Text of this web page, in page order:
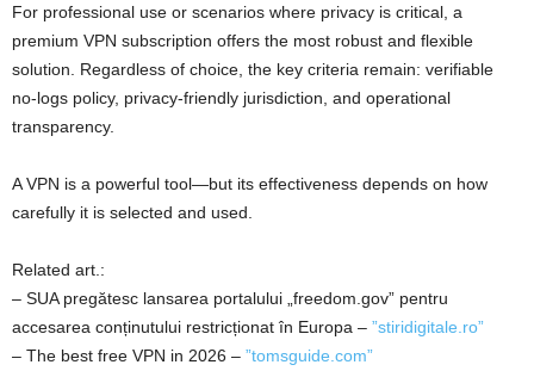
For professional use or scenarios where privacy is critical, a
premium VPN subscription offers the most robust and flexible
solution. Regardless of choice, the key criteria remain: verifiable
no‑logs policy, privacy-friendly jurisdiction, and operational
transparency.
A VPN is a powerful tool—but its effectiveness depends on how
carefully it is selected and used.
Related art.:
– SUA pregătesc lansarea portalului „freedom.gov” pentru
accesarea conținutului restricționat în Europa – ”stiridigitale.ro”
– The best free VPN in 2026 – ”tomsguide.com”